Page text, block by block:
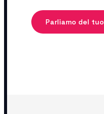
Parliamo del